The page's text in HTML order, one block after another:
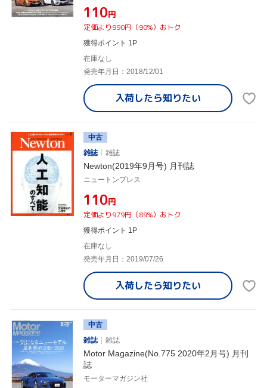
¥110円
定価より990円（90%）おトク
獲得ポイント 1P
在庫なし
発売年月日：2018/12/01
入荷したら知りたい
中古
雑誌
雑誌
Newton(2019年9月号) 月刊誌
ニュートンプレス
¥110円
定価より979円（89%）おトク
獲得ポイント 1P
在庫なし
発売年月日：2019/07/26
入荷したら知りたい
中古
雑誌
雑誌
Motor Magazine(No.775 2020年2月号) 月刊
誌
モーターマガジン社